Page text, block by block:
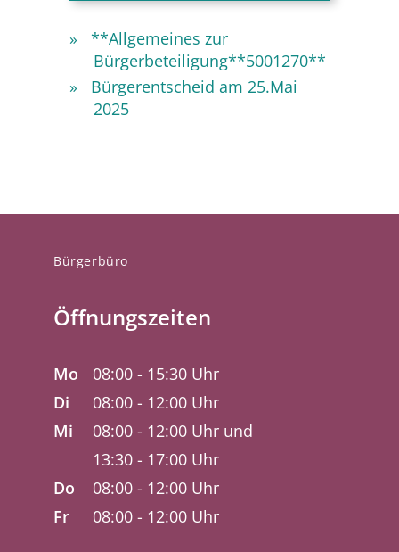
**Allgemeines zur
Bürgerbeteiligung**5001270**
Bürgerentscheid am 25.Mai
2025
Bürgerbüro
Öffnungszeiten
Mo
08:00 - 15:30 Uhr
Di
08:00 - 12:00 Uhr
Mi
08:00 - 12:00 Uhr und
13:30 - 17:00 Uhr
Do
08:00 - 12:00 Uhr
Fr
08:00 - 12:00 Uhr